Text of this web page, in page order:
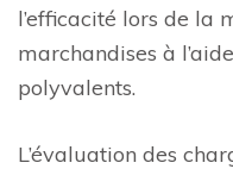
l’efficacité lors de la
marchandises à
polyvalents.
L’évaluation des